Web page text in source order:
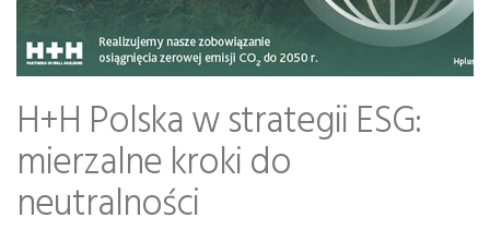
H+H Polska w strategii ESG:
mierzalne kroki do
neutralności